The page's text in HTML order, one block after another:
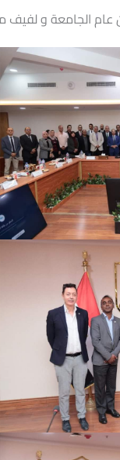
الجامعة و لفيف